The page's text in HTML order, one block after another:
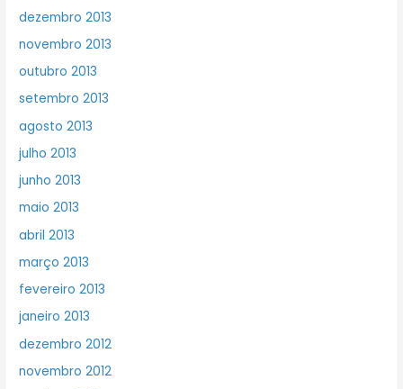
dezembro 2013
novembro 2013
outubro 2013
setembro 2013
agosto 2013
julho 2013
junho 2013
maio 2013
abril 2013
março 2013
fevereiro 2013
janeiro 2013
dezembro 2012
novembro 2012